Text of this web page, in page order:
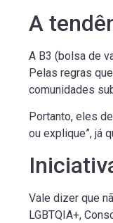
A
A B3 (bolsa de
Pelas regras
comunidades
Portanto, eles
ou explique”, já
Vale dizer que
LGBTQIA+,